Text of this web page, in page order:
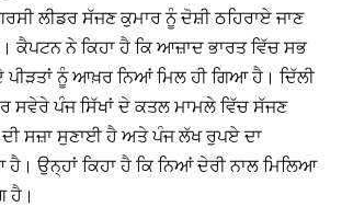
ਲੀਡਰ ਸੱਜਣ ਕੁਮਾਰ ਨੂੰ ਦੋਸ਼ੀ ਠਹਿਰਾਏ ਜਾਣ
ਕੈਪਟਨ ਨੇ ਕਿਹਾ ਹੈ ਕਿ ਆਜ਼ਾਦ ਭਾਰਤ ਵਿੱਚ ਸਭ
ਪੀੜਤਾਂ ਨੂੰ ਆਖ਼ਰ ਨਿਆਂ ਮਿਲ ਹੀ ਗਿਆ ਹੈ। ਦਿੱਲੀ
ਸਵੇਰੇ ਪੰਜ ਸਿੱਖਾਂ ਦੇ ਕਤਲ ਮਾਮਲੇ ਵਿੱਚ ਸੱਜਣ
ਸਜ਼ਾ ਸੁਣਾਈ ਹੈ ਅਤੇ ਪੰਜ ਲੱਖ ਰੁਪਏ ਦਾ
ਹੈ। ਉਨ੍ਹਾਂ ਕਿਹਾ ਹੈ ਕਿ ਨਿਆਂ ਦੇਰੀ ਨਾਲ ਮਿਲਿਆ
ਹੈ।